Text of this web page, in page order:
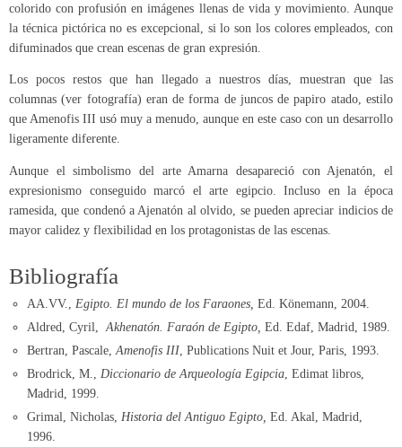
colorido con profusión en imágenes llenas de vida y movimiento. Aunque
la técnica pictórica no es excepcional, si lo son los colores empleados, con
difuminados que crean escenas de gran expresión.
Los pocos restos que han llegado a nuestros días, muestran que las
columnas (ver fotografía) eran de forma de juncos de papiro atado, estilo
que Amenofis III usó muy a menudo, aunque en este caso con un desarrollo
ligeramente diferente.
Aunque el simbolismo del arte Amarna desapareció con Ajenatón, el
expresionismo conseguido marcó el arte egipcio. Incluso en la época
ramesida, que condenó a Ajenatón al olvido, se pueden apreciar indicios de
mayor calidez y flexibilidad en los protagonistas de las escenas.
Bibliografía
AA.VV., Egipto. El mundo de los Faraones, Ed. Könemann, 2004.
Aldred, Cyril,Akhenatón. Faraón de Egipto, Ed. Edaf, Madrid, 1989.
Bertran, Pascale,Amenofis III , Publications Nuit et Jour, Paris, 1993.
Brodrick, M., Diccionario de Arqueología Egipcia , Edimat libros,
Madrid, 1999.
Grimal, Nicholas, Historia del Antiguo Egipto, Ed. Akal, Madrid,
1996.